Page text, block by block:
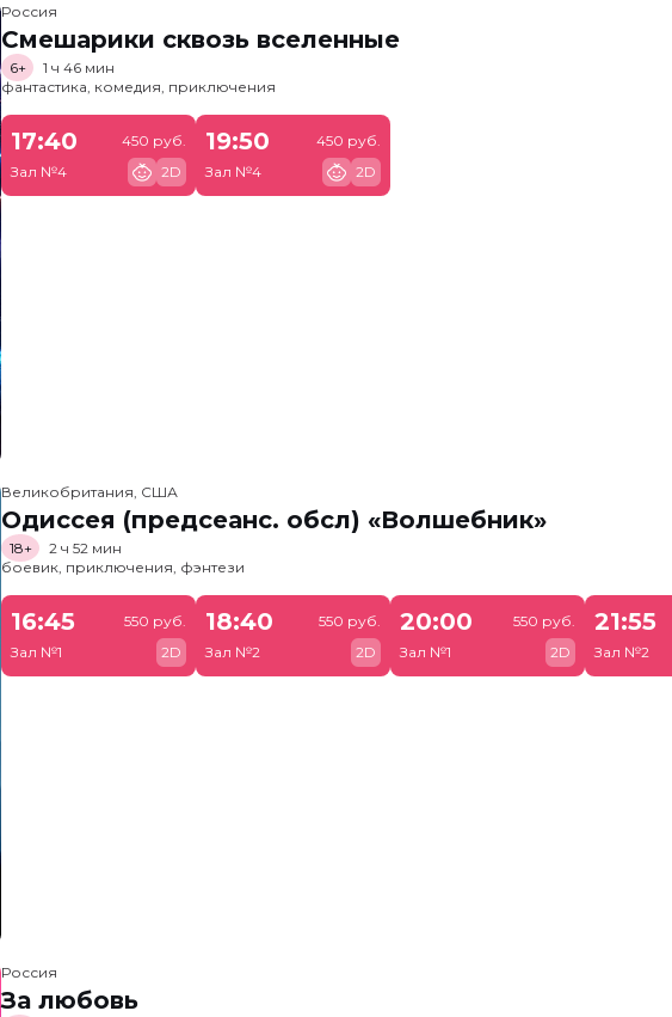
Россия
Смешарики сквозь вселенные
6+
1 ч 46 мин
фантастика, комедия, приключения
17:40
Зал №4
450 руб.
2D
19:50
Зал №4
450 руб.
2D
Великобритания, США
Одиссея (предсеанс. обсл) «Волшебник»
18+
2 ч 52 мин
боевик, приключения, фэнтези
16:45
Зал №1
550 руб.
2D
18:40
Зал №2
550 руб.
2D
20:00
Зал №1
550 руб.
2D
21:55
Зал №2
Россия
За любовь